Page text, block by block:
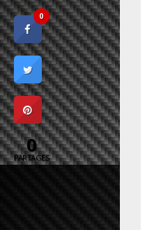
0
0
PARTAGES